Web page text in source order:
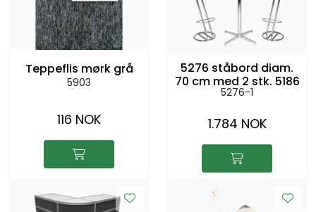
Teppeflis mørk grå
5903
116 NOK
5276 ståbord diam.
70 cm med 2 stk. 5186
barstoler
5276-1
1.784 NOK